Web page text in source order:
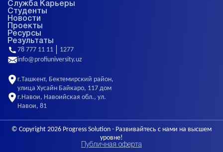
Служба Карьеры
Студенты
Новости
Проекты
Ресурсы
Результаты
78 777 11 11
1277
info@profiuniversity.uz
г.Ташкент, Бектемирский район,
улица Хусайн Байкаро, 117 дом
г.Навои, Навоийская обл., ул.
Навои, 81
© Copyright 2026 Progress Solution- Развивайтесь с нами на высшем
уровне!
Публичная оферта